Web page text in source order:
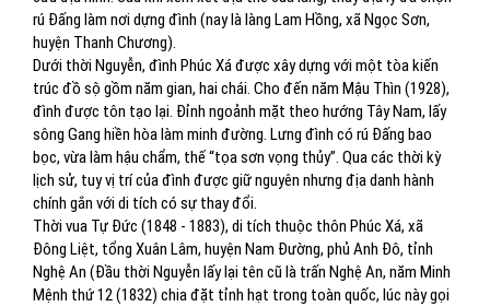
rú Đấng làm nơi dựng đình (nay là làng Lam Hồng, xã Ngọc Sơn,
huyện Thanh Chương).
Dưới thời Nguyễn, đình Phúc Xá được xây dựng với một tòa kiến
trúc đồ sộ gồm năm gian, hai chái. Cho đến năm Mậu Thìn (1928),
đình được tôn tạo lại. Đỉnh ngoảnh mặt theo hướng Tây Nam, lấy
sông Gang hiền hòa làm minh đường. Lưng đình có rú Đấng bao
bọc, vừa làm hậu chẩm, thế “tọa sơn vọng thủy”. Qua các thời kỳ
lịch sử, tuy vị trí của đình được giữ nguyên nhưng địa danh hành
chính gắn với di tích có sự thay đổi.
Thời vua Tự Đức (1848 - 1883), di tích thuộc thôn Phúc Xá, xã
Đông Liệt, tổng Xuân Lâm, huyện Nam Đường, phủ Anh Đô, tỉnh
Nghệ An (Đầu thời Nguyễn lấy lại tên cũ là trấn Nghệ An, năm Minh
Mệnh thứ 12 (1832) chia đặt tỉnh hạt trong toàn quốc, lúc này gọi